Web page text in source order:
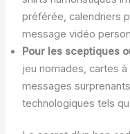
préférée, calendriers
message vidéo
Pour les sceptiques
jeu nomades, cartes
messages
technologiques tels